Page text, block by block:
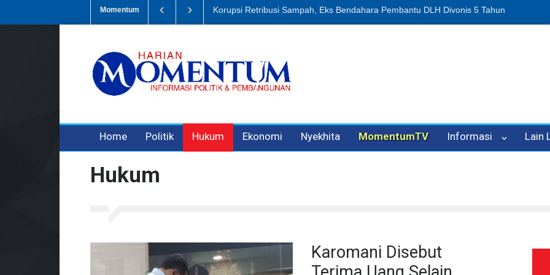
Momentum Dugaan Penipuan Oleh Oknum Kadis, Kuasa Hukum Pelapor Desak Polisi Tetapkan P-
Home Politik Hukum Ekonomi Nyekhita MomentumTV Informasi Lain
Hukum
Karomani Disebut